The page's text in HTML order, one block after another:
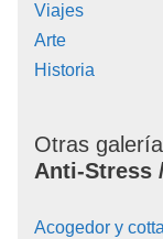
Viajes
Arte
Historia
Otras
Anti-Stress
Acogedor y